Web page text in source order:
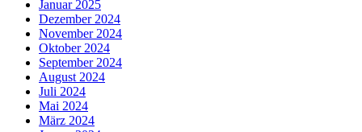
Januar 2025
Dezember 2024
November 2024
Oktober 2024
September 2024
August 2024
Juli 2024
Mai 2024
März 2024